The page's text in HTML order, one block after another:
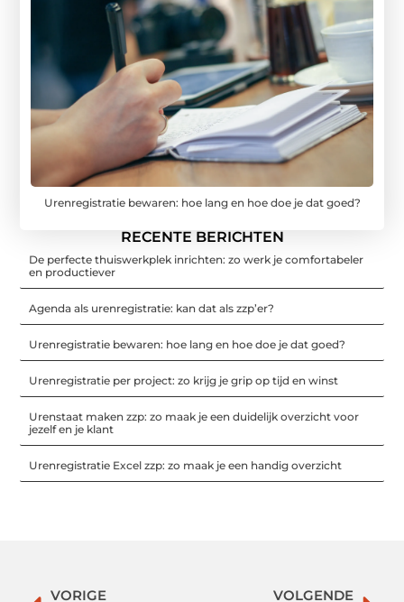
Urenregistratie bewaren: hoe lang en hoe doe je dat goed?
RECENTE BERICHTEN
De perfecte thuiswerkplek inrichten: zo werk je comfortabeler
en productiever
Agenda als urenregistratie: kan dat als zzp’er?
Urenregistratie bewaren: hoe lang en hoe doe je dat goed?
Urenregistratie per project: zo krijg je grip op tijd en winst
Urenstaat maken zzp: zo maak je een duidelijk overzicht voor
jezelf en je klant
Urenregistratie Excel zzp: zo maak je een handig overzicht
VORIGE VOLGENDE